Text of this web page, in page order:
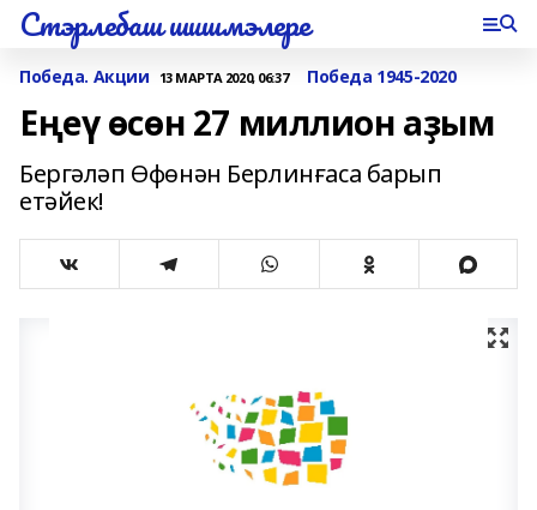
Стэрлебаш шишмэлере
Победа. Акции 13 МАРТА 2020, 06:37 Победа 1945-2020
Еңеү өсөн 27 миллион аҙым
Бергәләп Өфөнән Берлинғаса барып
етәйек!